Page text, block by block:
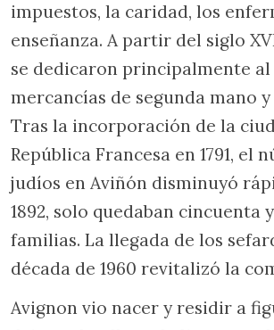
impuestos, la caridad, los
enseñanza. A partir del siglo
se dedicaron principalmente
mercancías de segunda mano
Tras la incorporación de la
República Francesa en 1791, el
judíos en Aviñón disminuyó
1892, solo quedaban cincuenta
familias. La llegada de los
década de 1960 revitalizó la
Avignon vio nacer y residir a